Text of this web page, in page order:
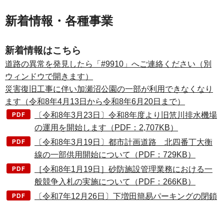
新着情報・各種事業
新着情報はこちら
道路の異常を発見したら「#9910」へご連絡ください（別
ウィンドウで開きます）
災害復旧工事に伴い加瀬沼公園の一部が利用できなくなり
ます（令和8年4月13日から令和8年6月20日まで）
〔令和8年3月23日〕令和8年度より旧笊川排水機場
の運用を開始します（PDF：2,707KB）
〔令和8年3月19日〕都市計画道路 北四番丁大衡
線の一部供用開始について（PDF：729KB）
［令和8年1月19日］砂防施設管理業務における一
般競争入札の実施について（PDF：266KB）
〔令和7年12月26日〕下増田簡易パーキングの閉鎖